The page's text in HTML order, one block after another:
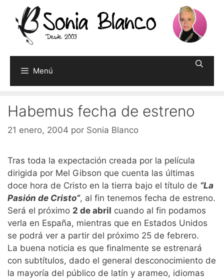
contenido
Menú
Habemus fecha de estreno
21 enero, 2004 por Sonia Blanco
Tras toda la expectación creada por la película
dirigida por Mel Gibson que cuenta las últimas
doce hora de Cristo en la tierra bajo el título de “La
Pasión de Cristo”, al fin tenemos fecha de estreno.
Será el próximo 2 de abril cuando al fin podamos
verla en España, mientras que en Estados Unidos
se podrá ver a partir del próximo 25 de febrero.
La buena noticia es que finalmente se estrenará
con subtítulos, dado el general desconocimiento de
la mayoría del público de latín y arameo, idiomas